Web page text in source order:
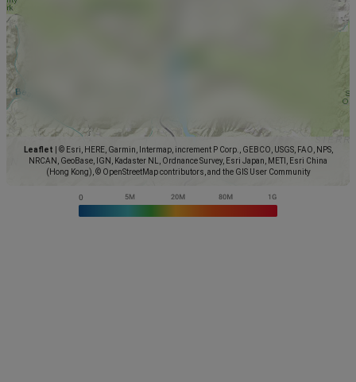
Leaflet
© Esri, HERE, Garmin, Intermap, increment P Corp., GEBCO, USGS, FAO, NPS,
NRCAN, GeoBase, IGN, Kadaster NL, Ordnance Survey, Esri Japan, METI, Esri China
(Hong Kong), © OpenStreetMap contributors, and the GIS User Community